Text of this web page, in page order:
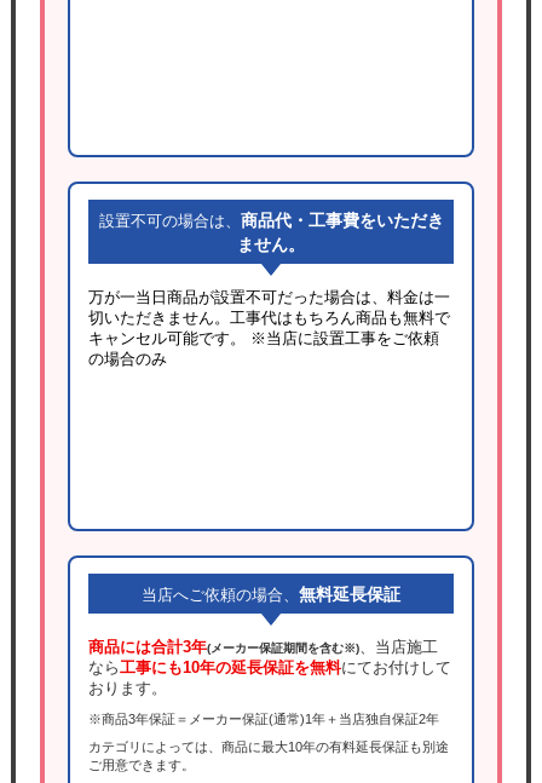
設置不可の場合は、 商品代・工事費をいただき
ません。
万が一当日商品が設置不可だった場合は、料金は一
切いただきません。工事代はもちろん商品も無料で
キャンセル可能です。
※当店に設置工事をご依頼
の場合のみ
当店へご依頼の場合、 無料延長保証
商品には合計3年(メーカー保証期間を含む※)、当店施工
なら工事にも10年の延長保証を無料にてお付けして
おります。
※商品3年保証＝メーカー保証(通常)1年＋当店独自保証2年
カテゴリによっては、商品に最大10年の有料延長保証も別途
ご用意できます。